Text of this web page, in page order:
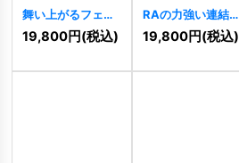
舞い上がるフェニ
ックスの輝く円形
ロゴ 11068]
19,800円(税込)
RAの力強い連結ス
ピードロゴ
11064 ]
19,800円(税込)